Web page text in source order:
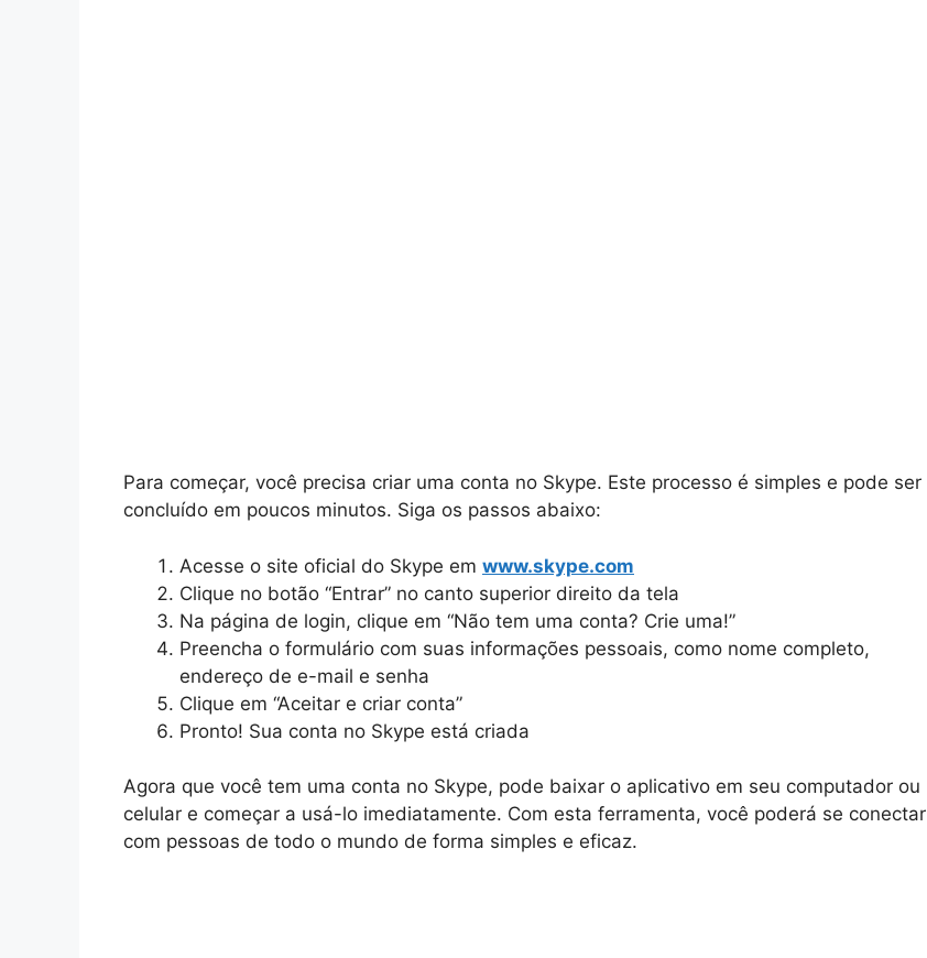
Para começar, você precisa criar uma conta no Skype. Este processo é simples e pode ser
concluído em poucos minutos. Siga os passos abaixo:
Acesse o site oficial do Skype em www.skype.com
Clique no botão “Entrar” no canto superior direito da tela
Na página de login, clique em “Não tem uma conta? Crie uma!”
Preencha o formulário com suas informações pessoais, como nome completo,
endereço de e-mail e senha
Clique em “Aceitar e criar conta”
Pronto! Sua conta no Skype está criada
Agora que você tem uma conta no Skype, pode baixar o aplicativo em seu computador ou
celular e começar a usá-lo imediatamente. Com esta ferramenta, você poderá se conectar
com pessoas de todo o mundo de forma simples e eficaz.